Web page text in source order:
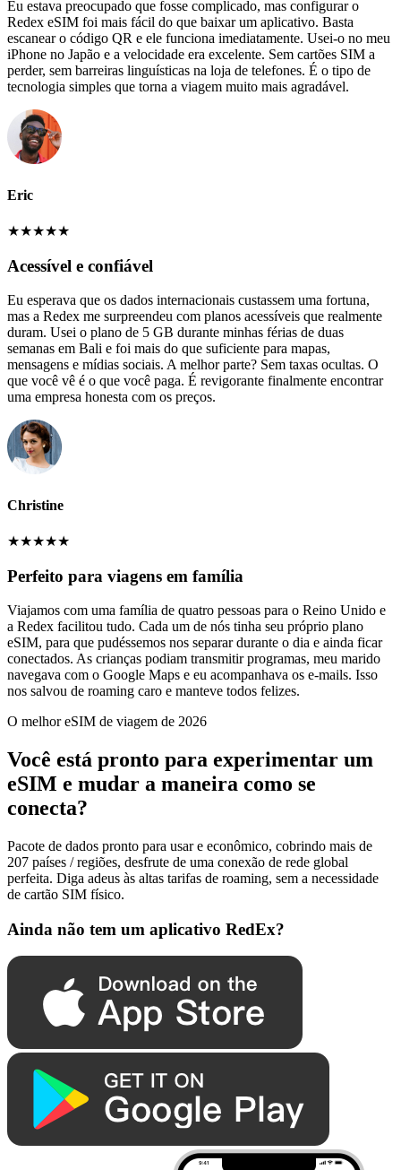
Eu estava preocupado que fosse complicado, mas configurar o
Redex eSIM foi mais fácil do que baixar um aplicativo. Basta
escanear o código QR e ele funciona imediatamente. Usei-o no meu
iPhone no Japão e a velocidade era excelente. Sem cartões SIM a
perder, sem barreiras linguísticas na loja de telefones. É o tipo de
tecnologia simples que torna a viagem muito mais agradável.
Eric
★★★★★
Acessível e confiável
Eu esperava que os dados internacionais custassem uma fortuna,
mas a Redex me surpreendeu com planos acessíveis que realmente
duram. Usei o plano de 5 GB durante minhas férias de duas
semanas em Bali e foi mais do que suficiente para mapas,
mensagens e mídias sociais. A melhor parte? Sem taxas ocultas. O
que você vê é o que você paga. É revigorante finalmente encontrar
uma empresa honesta com os preços.
Christine
★★★★★
Perfeito para viagens em família
Viajamos com uma família de quatro pessoas para o Reino Unido e
a Redex facilitou tudo. Cada um de nós tinha seu próprio plano
eSIM, para que pudéssemos nos separar durante o dia e ainda ficar
conectados. As crianças podiam transmitir programas, meu marido
navegava com o Google Maps e eu acompanhava os e-mails. Isso
nos salvou de roaming caro e manteve todos felizes.
O melhor eSIM de viagem de 2026
Você está pronto para experimentar um
eSIM e mudar a maneira como se
conecta?
Pacote de dados pronto para usar e econômico, cobrindo mais de
207 países / regiões, desfrute de uma conexão de rede global
perfeita. Diga adeus às altas tarifas de roaming, sem a necessidade
de cartão SIM físico.
Ainda não tem um aplicativo RedEx?